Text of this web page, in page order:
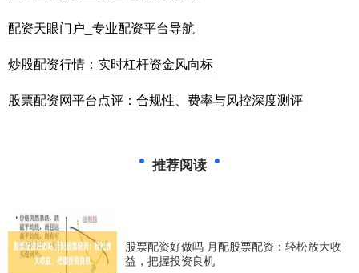
配资天眼门户_专业配资平台导航
炒股配资行情：实时杠杆资金风向标
股票配资网平台点评：合规性、费率与风控深度测评
推荐阅读
股票配资好做吗 月配股票配资：轻松放大收
益，把握投资良机